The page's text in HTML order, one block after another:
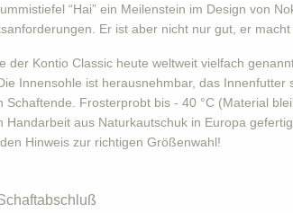
“Hai” ein Meilenstein im Design von
Er ist aber nicht nur gut, er
der Kontio Classic heute weltweit vielfach
Innensohle ist herausnehmbar, das
Schaftende. Frosterprobt bis - 40 °C (Material
Handarbeit aus Naturkautschuk in Europa
Hinweis zur richtigen Größenwahl!